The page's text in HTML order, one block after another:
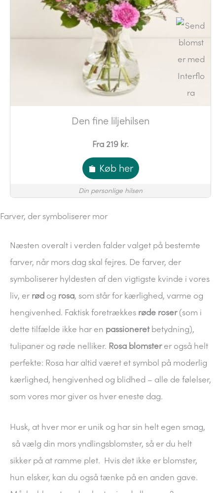
Den fine liljehilsen
Fra 219 kr.
Køb her
Din personlige hilsen
Farver, der symboliserer mor
Næsten overalt i verden falder valget på bestemte
farver, når mors dag skal fejres. De farver, der
symboliserer hyldesten af den vigtigste kvinde i vores
liv, er rød og rosa, som står for kærlighed, varme og
hengivenhed. Faktisk foretrækkes røde roser(som i
dette tilfælde ikke har en passioneretbetydning),
tulipaner og røde nelliker. Rosa blomsterer også helt
perfekte: Rosa har altid været et symbol på moderlig
kærlighed, hengivenhed og blidhed – alle de følelser,
som vores mor giver os hver eneste dag.
Husk, at hver mor er unik og har sin helt egen smag,
så vælg din mors yndlingsblomster, så er du helt
sikker på at ramme plet. Hvis det ikke er blomster,
hun elsker, kan du også tænke på en anden gave.